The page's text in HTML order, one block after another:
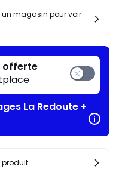
un magasin pour voir
offerte
La Redoute +
produit